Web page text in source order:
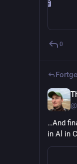
0
…And
in Al in